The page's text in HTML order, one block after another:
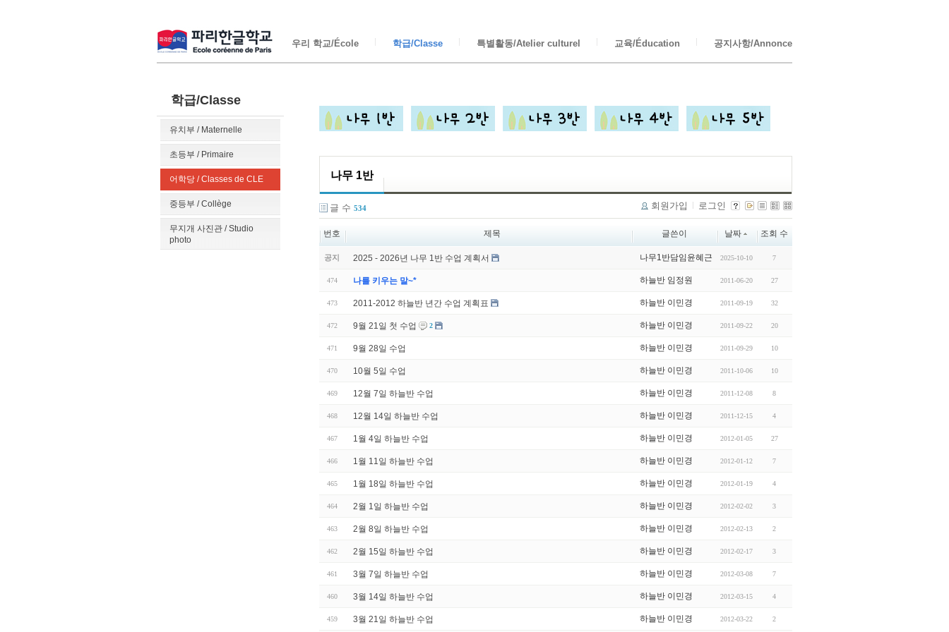
우리 학교/École 학급/Classe 특별활동/Atelier culturel 교육/Éducation 공지사항/Annonce
학급/Classe
유치부 / Maternelle
초등부 / Primaire
어학당 / Classes de CLE
중등부 / Collège
무지개 사진관 / Studio
photo
나무 1반
글 수 534 회원가입 로그인
번호 제목 글쓴이 날짜 조회 수
공지 2025 - 2026년 나무 1반 수업 계획서 나무1반담임윤혜근 2025-10-10 7
474 나를 키우는 말~* 하늘반 임정원 2011-06-20 27
473 2011-2012 하늘반 년간 수업 계획표 하늘반 이민경 2011-09-19 32
472 9월 21일 첫 수업 2 하늘반 이민경 2011-09-22 20
471 9월 28일 수업 하늘반 이민경 2011-09-29 10
470 10월 5일 수업 하늘반 이민경 2011-10-06 10
469 12월 7일 하늘반 수업 하늘반 이민경 2011-12-08 8
468 12월 14일 하늘반 수업 하늘반 이민경 2011-12-15 4
467 1월 4일 하늘반 수업 하늘반 이민경 2012-01-05 27
466 1월 11일 하늘반 수업 하늘반 이민경 2012-01-12 7
465 1월 18일 하늘반 수업 하늘반 이민경 2012-01-19 4
464 2월 1일 하늘반 수업 하늘반 이민경 2012-02-02 3
463 2월 8일 하늘반 수업 하늘반 이민경 2012-02-13 2
462 2월 15일 하늘반 수업 하늘반 이민경 2012-02-17 3
461 3월 7일 하늘반 수업 하늘반 이민경 2012-03-08 7
460 3월 14일 하늘반 수업 하늘반 이민경 2012-03-15 4
459 3월 21일 하늘반 수업 하늘반 이민경 2012-03-22 2